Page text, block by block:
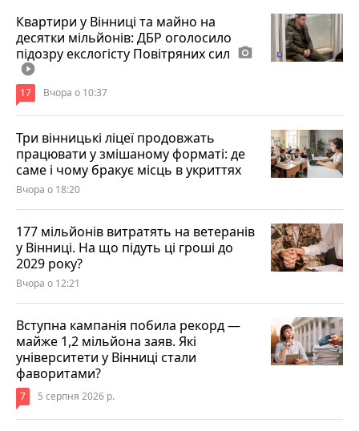
Квартири у Вінниці та майно на
десятки мільйонів: ДБР оголосило
підозру екслогісту Повітряних сил photo_camera
play_circle_filled
17 Вчора о 10:37
Три вінницькі ліцеї продовжать
працювати у змішаному форматі: де
саме і чому бракує місць в укриттях
Вчора о 18:20
177 мільйонів витратять на ветеранів
у Вінниці. На що підуть ці гроші до
2029 року?
Вчора о 12:21
Вступна кампанія побила рекорд —
майже 1,2 мільйона заяв. Які
університети у Вінниці стали
фаворитами?
7 5 серпня 2026 р.